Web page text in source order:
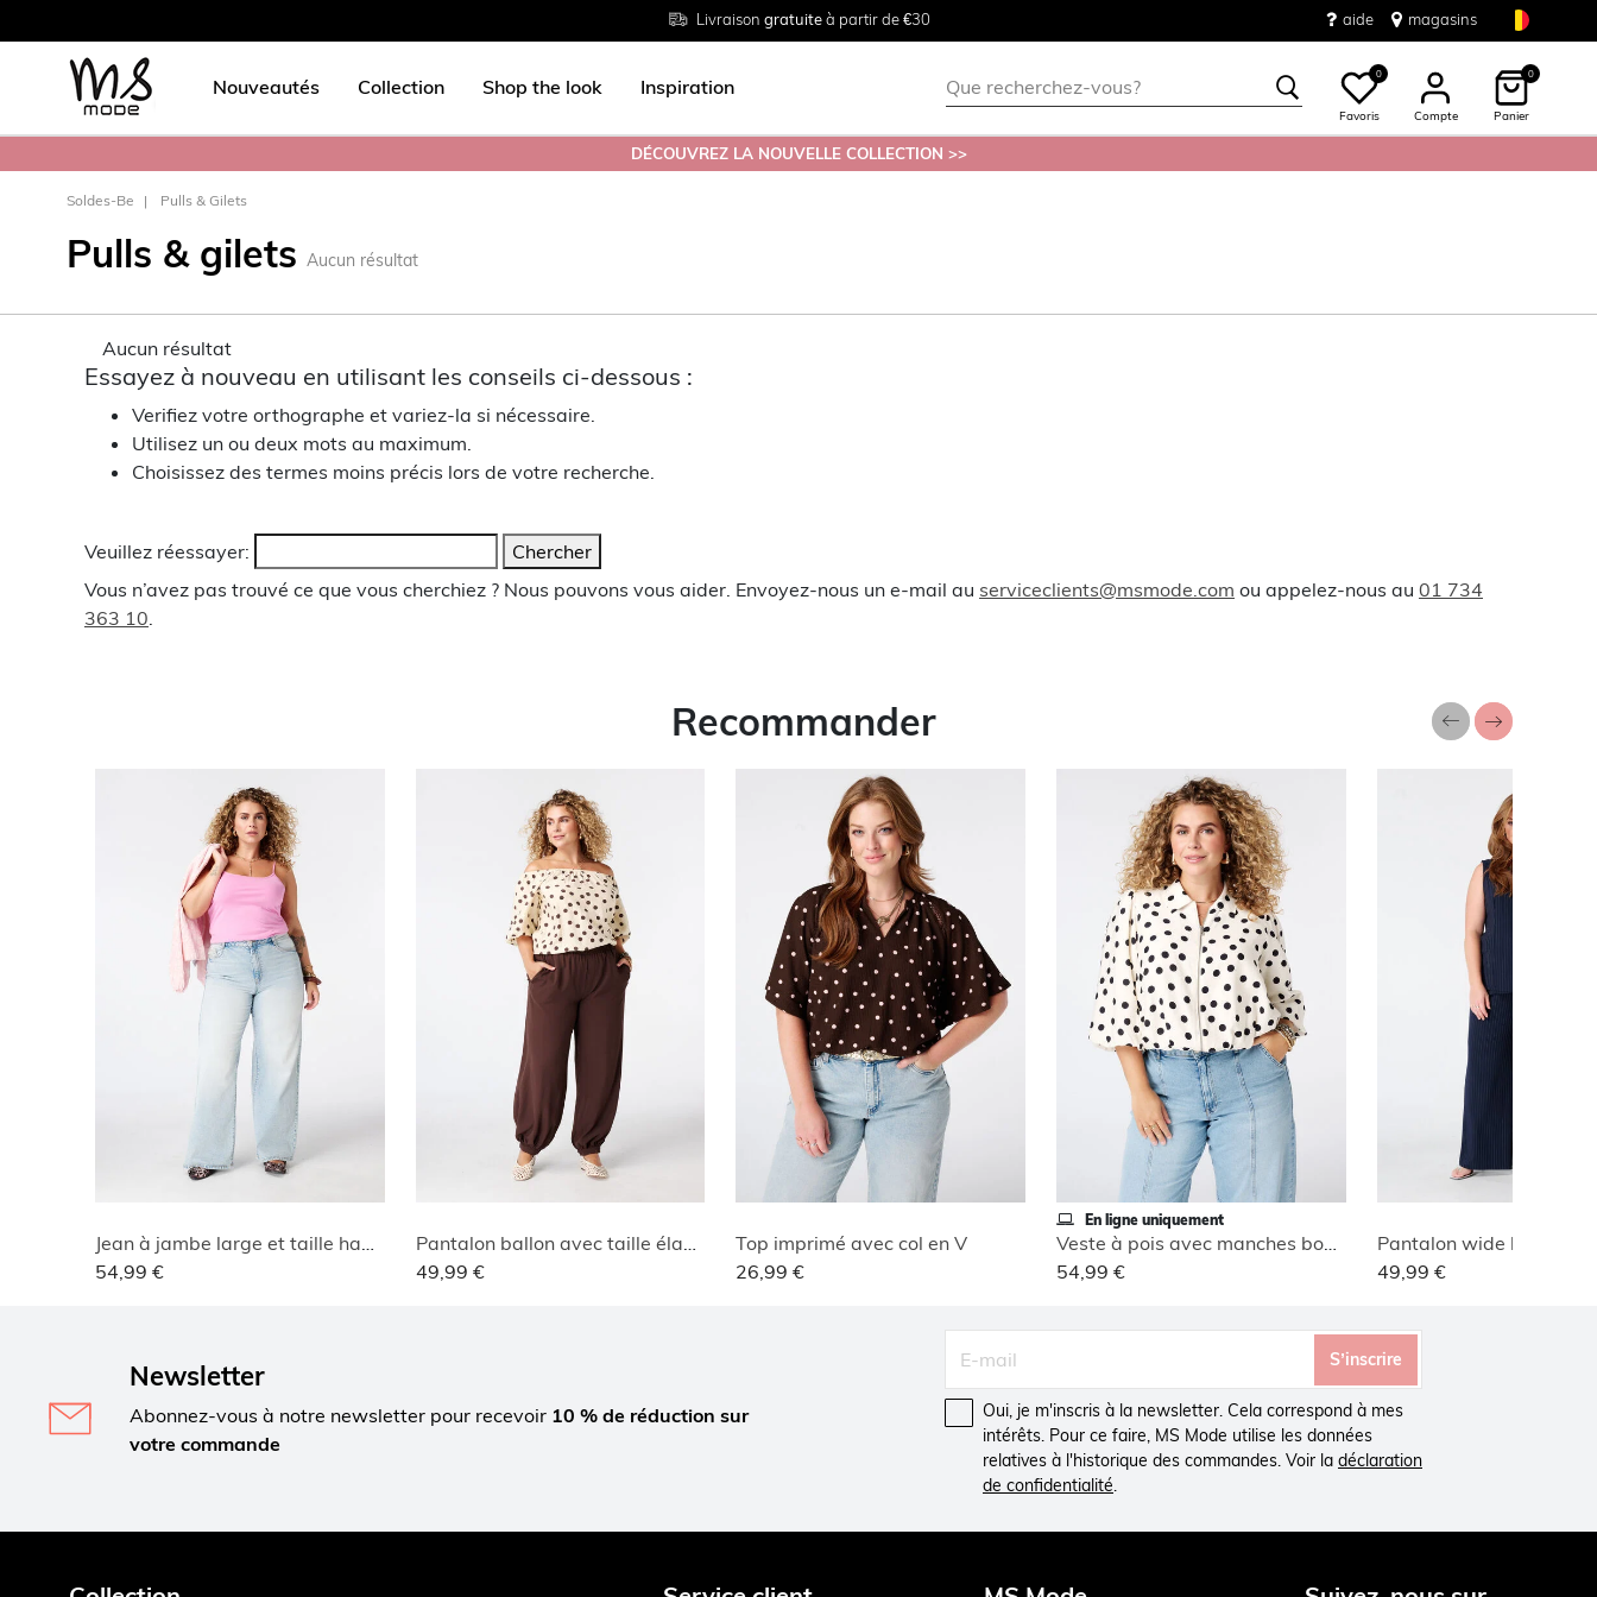
Livraison gratuiteà partir de €30
Tailles du38 au 54
Retourgratuit en magasin aide magasins
Nouveautés Collection Shop the look Inspiration
0
Favoris Compte
0
Panier
DÉCOUVREZ LA NOUVELLE COLLECTION >>
Soldes-Be Pulls & Gilets
Pulls & gilets Aucun résultat
Aucun résultat
Essayez à nouveau en utilisant les conseils ci-dessous :
Verifiez votre orthographe et variez-la si nécessaire.
Utilisez un ou deux mots au maximum.
Choisissez des termes moins précis lors de votre recherche.
Veuillez réessayer:
Chercher
Vous n’avez pas trouvé ce que vous cherchiez ? Nous pouvons vous aider. Envoyez-nous un e-mail au serviceclients@msmode.com ou appelez-nous au 01 734
363 10
Recommander
Jean à jambe large et taille haute
54,99 €
Pantalon ballon avec taille élastique
49,99 €
Top imprimé avec col en V
26,99 €
En ligne uniquement
Veste à pois avec manches bouffantes courtes
54,99 €
49,99 €
Newsletter
Abonnez-vous à notre newsletter pour recevoir 10 % de réduction sur
votre commande
S’inscrire
Oui, je m'inscris à la newsletter. Cela correspond à mes
intérêts. Pour ce faire, MS Mode utilise les données
relatives à l'historique des commandes. Voir la déclaration
de confidentialité.